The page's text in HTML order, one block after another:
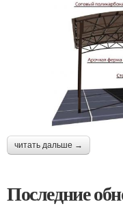
читать дальше →
Последние